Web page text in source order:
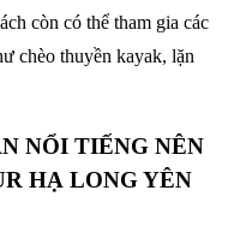
còn có thể tham gia các
chèo thuyền kayak, lặn
NỔI TIẾNG NÊN
HẠ LONG YÊN